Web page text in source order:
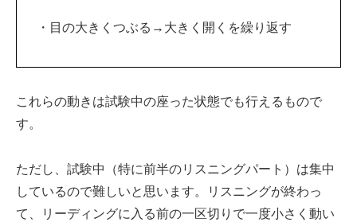
・目の大きくつぶる→大きく開くを繰り返す
これらの動きは試験中の座った状態でも行えるもので
す。
ただし、試験中（特に前半のリスニングパート）は集中
しているので難しいと思います。リスニングが終わっ
て、リーディングに入る前の一区切りで一度小さく動い